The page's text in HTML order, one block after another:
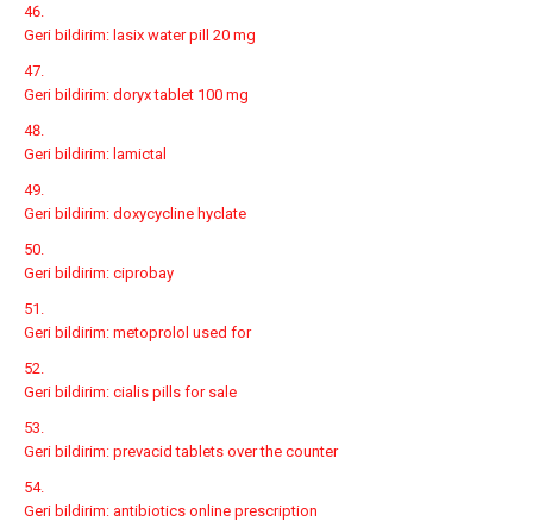
Geri bildirim: lasix water pill 20 mg
Geri bildirim: doryx tablet 100 mg
Geri bildirim: lamictal
Geri bildirim: doxycycline hyclate
Geri bildirim: ciprobay
Geri bildirim: metoprolol used for
Geri bildirim: cialis pills for sale
Geri bildirim: prevacid tablets over the counter
Geri bildirim: antibiotics online prescription